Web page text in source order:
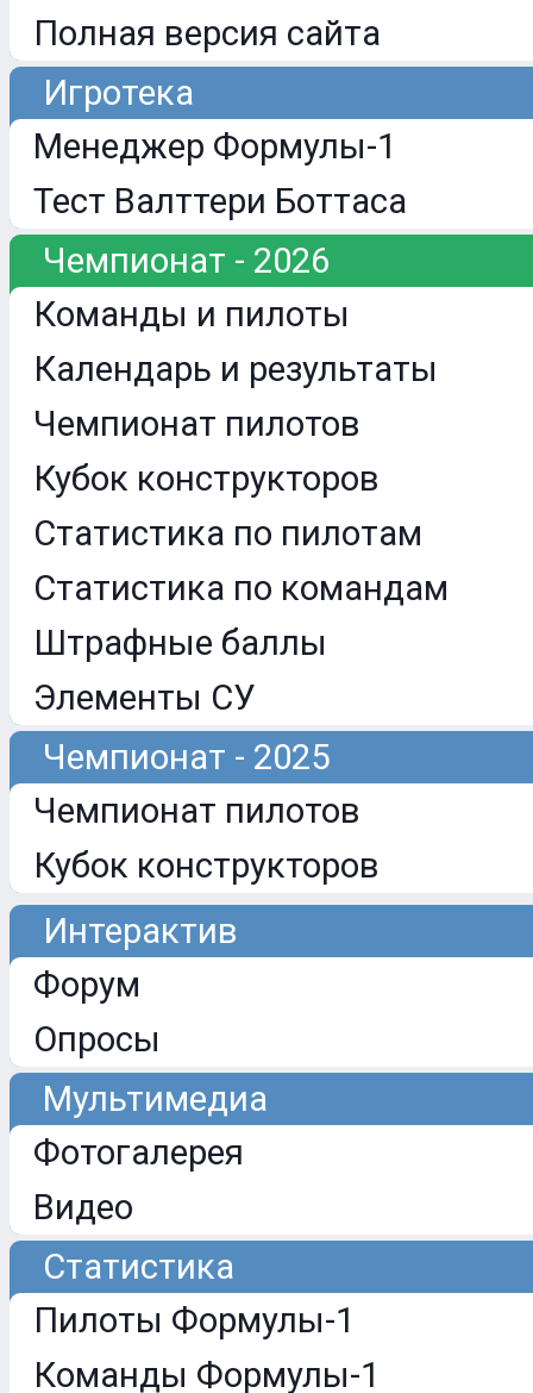
Полная версия сайта
Игротека
Менеджер Формулы-1
Тест Валттери Боттаса
Чемпионат - 2026
Команды и пилоты
Календарь и результаты
Чемпионат пилотов
Кубок конструкторов
Статистика по пилотам
Статистика по командам
Штрафные баллы
Элементы СУ
Чемпионат - 2025
Чемпионат пилотов
Кубок конструкторов
Интерактив
Форум
Опросы
Мультимедиа
Фотогалерея
Видео
Статистика
Пилоты Формулы-1
Команды Формулы-1